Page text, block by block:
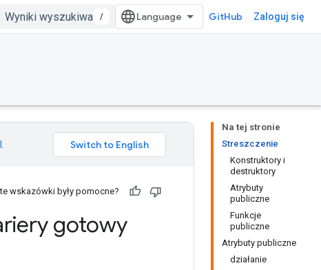
/ GitHub Zaloguj się
Na tej stronie
Streszczenie
Konstruktory i
destruktory
Atrybuty
publiczne
Funkcje
publiczne
Atrybuty publiczne
działanie
wskazówki były pomocne?
gotowy